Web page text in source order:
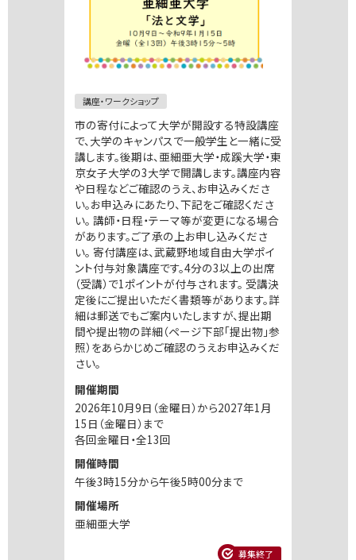
講座・ワークショップ
市の寄付によって大学が開設する特設講座
で、大学のキャンパスで一般学生と一緒に受
講します。後期は、亜細亜大学・成蹊大学・東
京女子大学の3大学で開講します。講座内容
や日程などご確認のうえ、お申込みくださ
い。お申込みにあたり、下記をご確認くださ
い。 講師・日程・テーマ等が変更になる場合
があります。ご了承の上お申し込みくださ
い。 寄付講座は、武蔵野地域自由大学ポイ
ント付与対象講座です。4分の3以上の出席
（受講）で1ポイントが付与されます。 受講決
定後にご提出いただく書類等があります。詳
細は郵送でもご案内いたしますが、提出期
間や提出物の詳細（ページ下部「提出物」参
照）をあらかじめご確認のうえお申込みくだ
さい。
開催期間
2026年10月9日（金曜日）から2027年1月
15日（金曜日）まで
各回金曜日・全13回
開催時間
午後3時15分から午後5時00分まで
開催場所
亜細亜大学
募集終了